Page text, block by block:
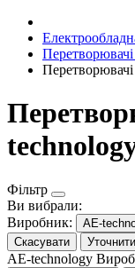
Перетворювачі
Фільтр
Ви вибрали:
Виробник:
AE-
Скасувати
Уточнити
AE-technology